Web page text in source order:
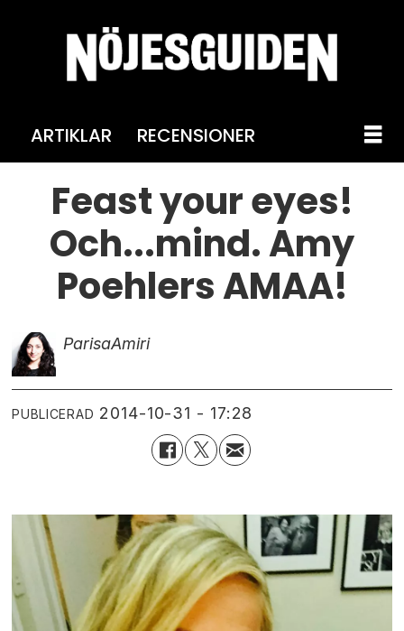
ARTIKLAR RECENSIONER
Feast your eyes!
Och...mind. Amy
Poehlers AMAA!
ParisaAmiri
PUBLICERAD 2014-10-31 - 17:28